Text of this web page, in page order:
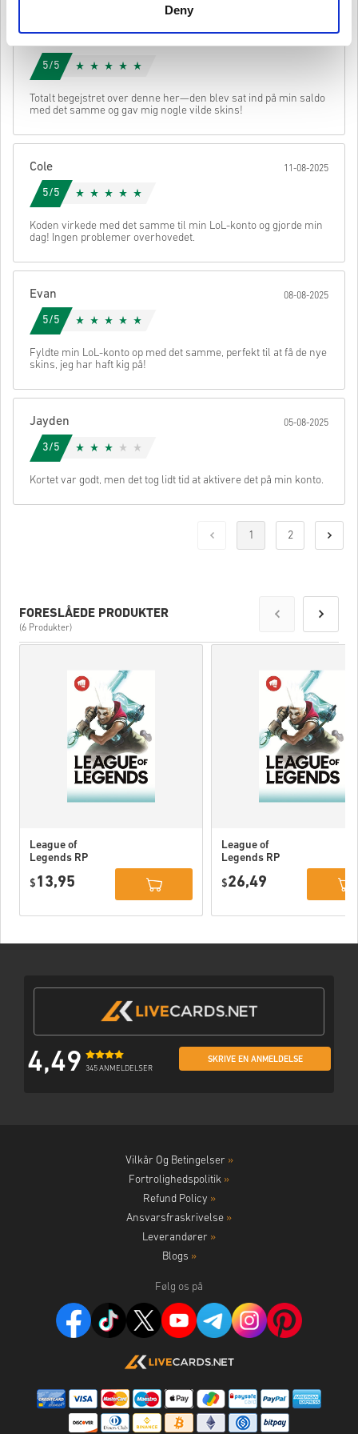
Deny
• Vælg dit produkt
• Vælg din foretrukne betalingsmetode
• Gennemfør din ordre
Når det er gjort, modtager du en e-mail med et sikkert link til at få
Indhold der kan downloades eller DLC produkter - Du skal
Annullere Send
5/5
Totalt begejstret over denne her—den blev sat ind på min saldo
med det samme og gav mig nogle vilde skins!
Cole 11-08-2025
5/5
Koden virkede med det samme til min LoL-konto og gjorde min
dag! Ingen problemer overhovedet.
Evan 08-08-2025
5/5
Fyldte min LoL-konto op med det samme, perfekt til at få de nye
skins, jeg har haft kig på!
Jayden 05-08-2025
3/5
Kortet var godt, men det tog lidt tid at aktivere det på min konto.
1 2
FORESLÅEDE PRODUKTER
(6 Produkter)
League of
Legends RP
$ 13,95
League of
Legends RP
$26,49
4,49 345 ANMELDELSER
SKRIVE EN ANMELDELSE
Vilkår Og Betingelser »
Fortrolighedspolitik »
Refund Policy »
Ansvarsfraskrivelse »
Leverandører »
Blogs »
Følg os på